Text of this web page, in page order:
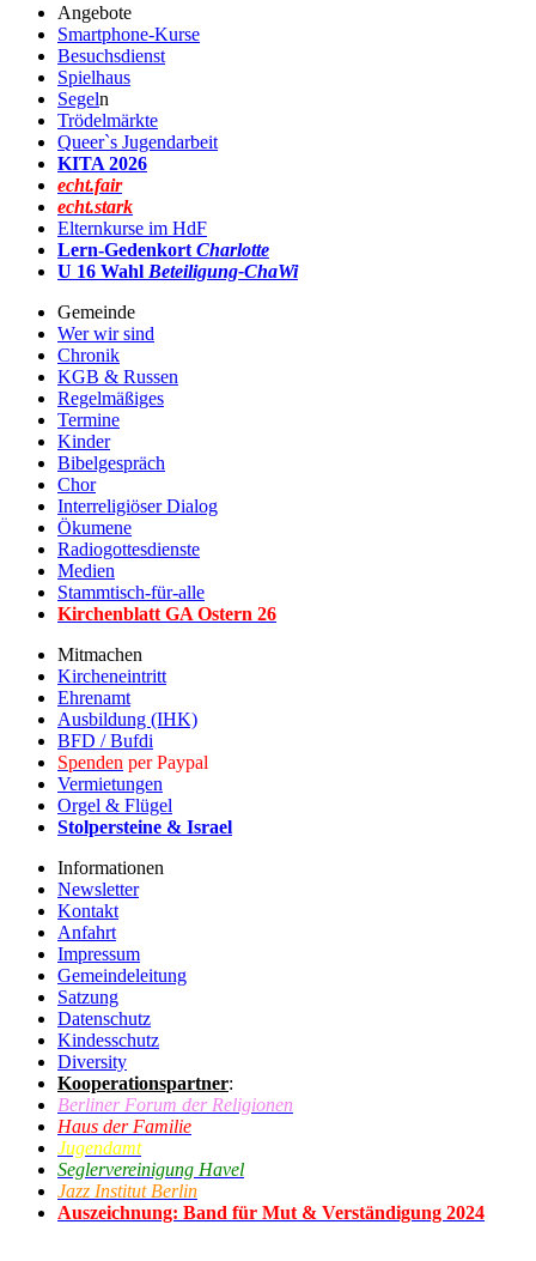
Angebote
Smartphone-Kurse
Besuchsdienst
Spielhaus
Segeln
Trödelmärkte
Queer`s Jugendarbeit
KITA 2026
echt.fair
echt.stark
Elternkurse im HdF
Lern-Gedenkort Charlotte
U 16 Wahl Beteiligung-ChaWi
Gemeinde
Wer wir sind
Chronik
KGB & Russen
Regelmäßiges
Termine
Kinder
Bibelgespräch
Chor
Interreligiöser Dialog
Ökumene
Radiogottesdienste
Medien
Stammtisch-für-alle
Kirchenblatt GA Ostern 26
Mitmachen
Kircheneintritt
Ehrenamt
Ausbildung (IHK)
BFD / Bufdi
Spenden per Paypal
Vermietungen
Orgel & Flügel
Stolpersteine & Israel
Informationen
Newsletter
Kontakt
Anfahrt
Impressum
Gemeindeleitung
Satzung
Datenschutz
Kindesschutz
Diversity
Kooperationspartner:
Berliner Forum der Religionen
Haus der Familie
Jugendamt
Seglervereinigung Havel
Jazz Institut Berlin
Auszeichnung: Band für Mut & Verständigung 2024